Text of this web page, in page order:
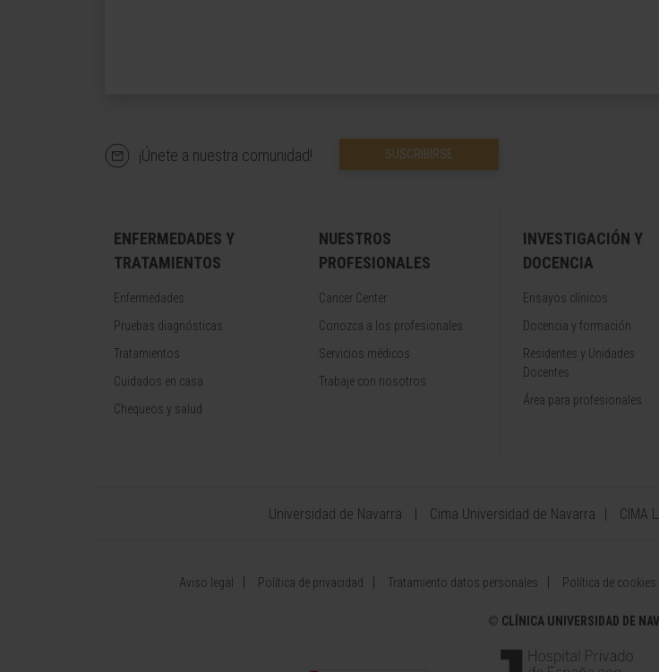
¡Únete a nuestra comunidad! SUSCRIBIRSE
ENFERMEDADES Y
TRATAMIENTOS
Enfermedades
Pruebas diagnósticas
Tratamientos
Cuidados en casa
Chequeos y salud
NUESTROS
PROFESIONALES
Cancer Center
Conozca a los profesionales
Servicios médicos
Trabaje con nosotros
INVESTIGACIÓN Y
DOCENCIA
Ensayos clínicos
Docencia y formación
Residentes y Unidades
Docentes
Área para profesionales
Universidad de Navarra Cima Universidad de Navarra CIMA
Aviso legal Política de privacidad Tratamiento datos personales Política de cookies
© CLÍNICA UNIVERSIDAD DE